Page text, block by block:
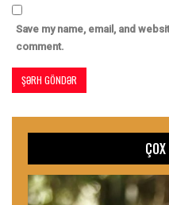
Save my name, email, and
comment.